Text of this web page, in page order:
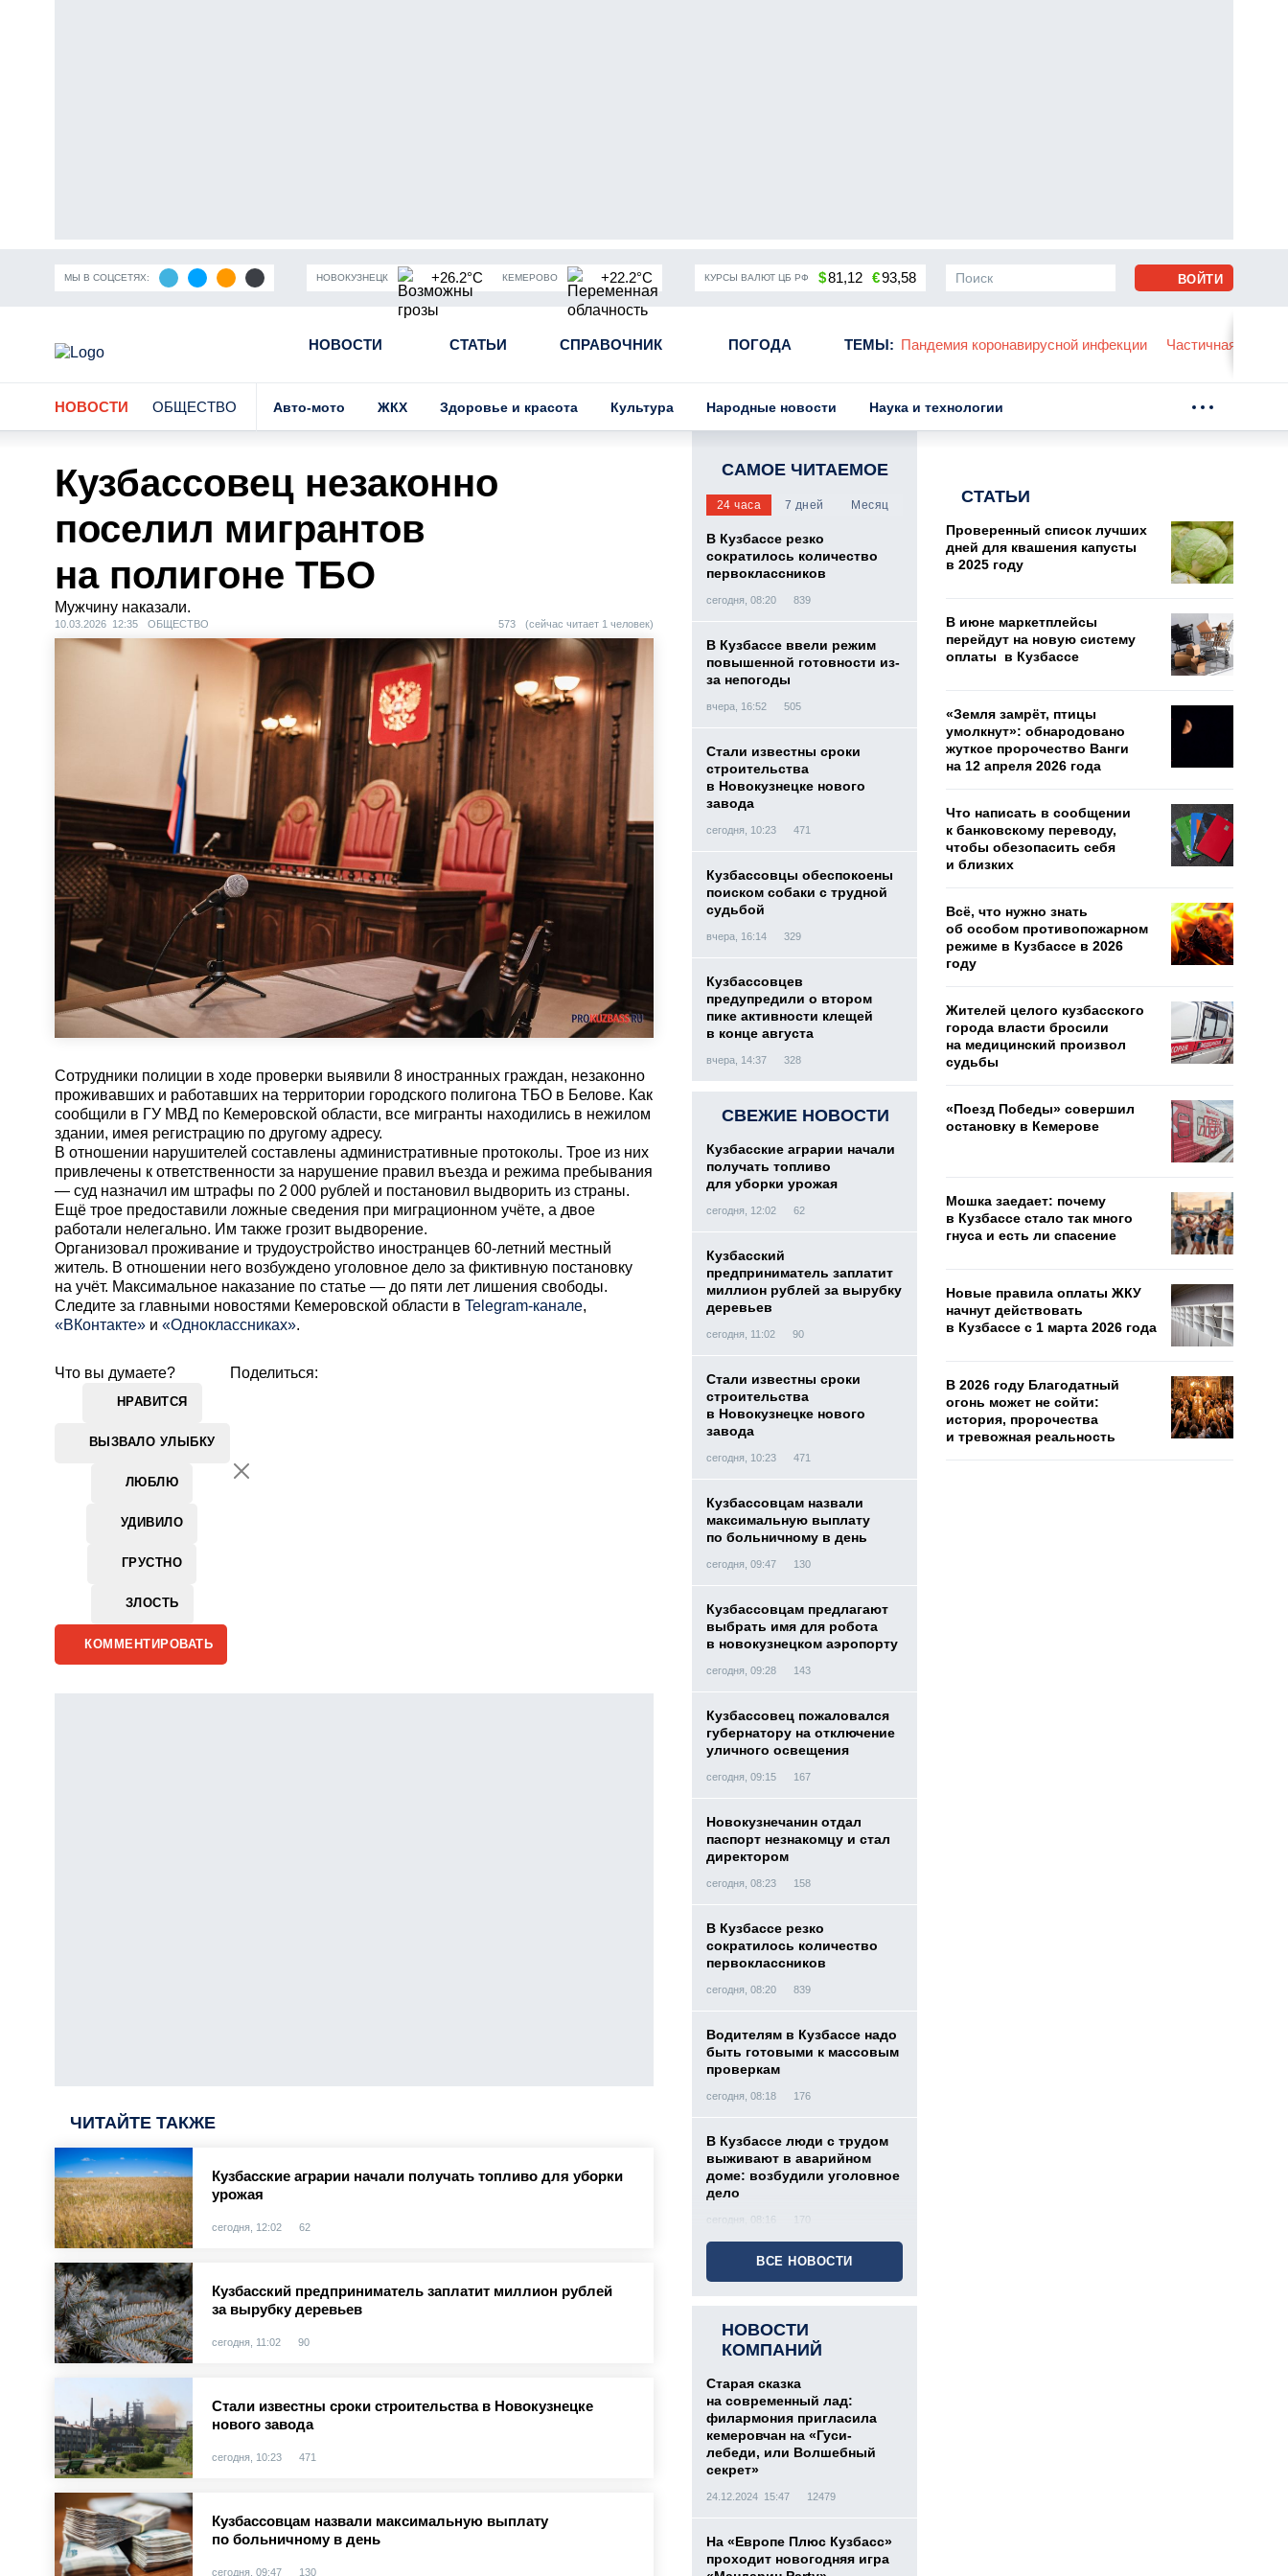
МЫ В СОЦСЕТЯХ: НОВОКУЗНЕЦК +26.2°C КЕМЕРОВО +22.2°C КУРСЫ ВАЛЮТ ЦБ РФ $81,12 €93,58
НОВОСТИ СТАТЬИ СПРАВОЧНИК ПОГОДА ТЕМЫ:
Кузбасса Пандемия коронавирусной инфекции Частичная мобилизация в России Угольная промышленность Кузбасса Пандемия коронавирусной инфекции Частичная
ВОЙТИ
НОВОСТИ ОБЩЕСТВО Авто-мото ЖКХ Здоровье и красота Культура Народные новости Наука и технологии
Кузбассовец незаконно
поселил мигрантов
на полигоне ТБО
Мужчину наказали.
10.03.2026 12:35 ОБЩЕСТВО 573 (сейчас читает 1 человек)
Сотрудники полиции в ходе проверки выявили 8 иностранных граждан, незаконно
проживавших и работавших на территории городского полигона ТБО в Белове. Как
сообщили в ГУ МВД по Кемеровской области, все мигранты находились в нежилом
здании, имея регистрацию по другому адресу.
В отношении нарушителей составлены административные протоколы. Трое из них
привлечены к ответственности за нарушение правил въезда и режима пребывания
— суд назначил им штрафы по 2 000 рублей и постановил выдворить из страны.
Ещё трое предоставили ложные сведения при миграционном учёте, а двое
работали нелегально. Им также грозит выдворение.
Организовал проживание и трудоустройство иностранцев 60-летний местный
житель. В отношении него возбуждено уголовное дело за фиктивную постановку
на учёт. Максимальное наказание по статье — до пяти лет лишения свободы.
Cледите за главными новостями Кемеровской области в Telegram-канале,
«ВКонтакте» и «Одноклассниках».
Что вы думаете?
НРАВИТСЯ
ВЫЗВАЛО УЛЫБКУ
ЛЮБЛЮ
УДИВИЛО
ГРУСТНО
ЗЛОСТЬ
Поделиться:
КОММЕНТИРОВАТЬ
ЧИТАЙТЕ ТАКЖЕ
Кузбасские аграрии начали получать топливо для уборки
урожая
сегодня, 12:02 62
Кузбасский предприниматель заплатит миллион рублей
за вырубку деревьев
сегодня, 11:02 90
Стали известны сроки строительства в Новокузнецке
нового завода
сегодня, 10:23 471
Кузбассовцам назвали максимальную выплату
по больничному в день
сегодня, 09:47 130
САМОЕ ЧИТАЕМОЕ
24 часа 7 дней Месяц
В Кузбассе резко
сократилось количество
первоклассников
сегодня, 08:20 839
В Кузбассе ввели режим
повышенной готовности из-
за непогоды
вчера, 16:52 505
Стали известны сроки
строительства
в Новокузнецке нового
завода
сегодня, 10:23 471
Кузбассовцы обеспокоены
поиском собаки с трудной
судьбой
вчера, 16:14 329
Кузбассовцев
предупредили о втором
пике активности клещей
в конце августа
вчера, 14:37 328
СВЕЖИЕ НОВОСТИ
Кузбасские аграрии начали
получать топливо
для уборки урожая
сегодня, 12:02 62
Кузбасский
предприниматель заплатит
миллион рублей за вырубку
деревьев
сегодня, 11:02 90
Стали известны сроки
строительства
в Новокузнецке нового
завода
сегодня, 10:23 471
Кузбассовцам назвали
максимальную выплату
по больничному в день
сегодня, 09:47 130
Кузбассовцам предлагают
выбрать имя для робота
в новокузнецком аэропорту
сегодня, 09:28 143
Кузбассовец пожаловался
губернатору на отключение
уличного освещения
сегодня, 09:15 167
Новокузнечанин отдал
паспорт незнакомцу и стал
директором
сегодня, 08:23 158
В Кузбассе резко
сократилось количество
первоклассников
сегодня, 08:20 839
Водителям в Кузбассе надо
быть готовыми к массовым
проверкам
сегодня, 08:18 176
В Кузбассе люди с трудом
выживают в аварийном
доме: возбудили уголовное
дело
сегодня, 08:16 170
ВСЕ НОВОСТИ
НОВОСТИ
КОМПАНИЙ
Старая сказка
на современный лад:
филармония пригласила
кемеровчан на «Гуси-
лебеди, или Волшебный
секрет»
24.12.2024 15:47 12479
На «Европе Плюс Кузбасс»
проходит новогодняя игра
СТАТЬИ
Проверенный список лучших
дней для квашения капусты
в 2025 году
В июне маркетплейсы
перейдут на новую систему
оплаты в Кузбассе
«Земля замрёт, птицы
умолкнут»: обнародовано
жуткое пророчество Ванги
на 12 апреля 2026 года
Что написать в сообщении
к банковскому переводу,
чтобы обезопасить себя
и близких
Всё, что нужно знать
об особом противопожарном
режиме в Кузбассе в 2026
году
Жителей целого кузбасского
города власти бросили
на медицинский произвол
судьбы
«Поезд Победы» совершил
остановку в Кемерове
Мошка заедает: почему
в Кузбассе стало так много
гнуса и есть ли спасение
Новые правила оплаты ЖКУ
начнут действовать
в Кузбассе с 1 марта 2026 года
В 2026 году Благодатный
огонь может не сойти:
история, пророчества
и тревожная реальность